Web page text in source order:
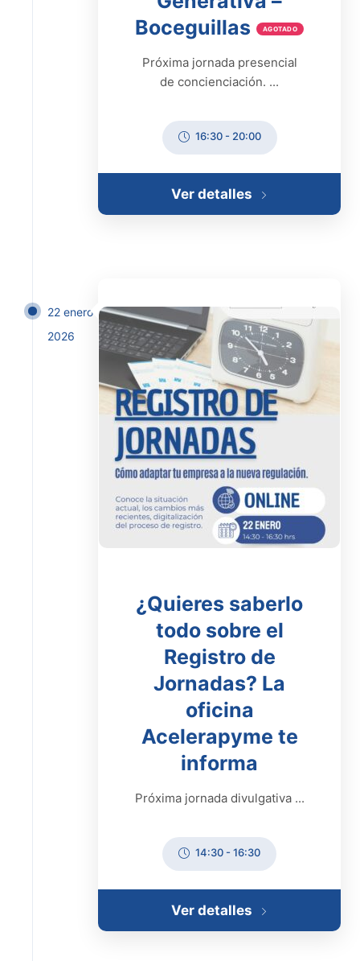
Boceguillas
AGOTADO
Próxima jornada presencial
de concienciación. ...
16:30- 20:00
Ver detalles
22 enero
2026
¿Quieres saberlo
todo sobre el
Registro de
Jornadas? La
oficina
Acelerapyme te
informa
Próxima jornada divulgativa ...
14:30 - 16:30
Ver detalles